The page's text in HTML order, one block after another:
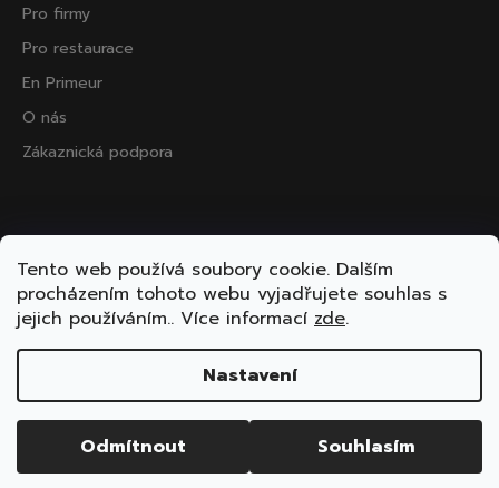
Tento web používá soubory cookie. Dalším
procházením tohoto webu vyjadřujete souhlas s
jejich používáním.. Více informací zde.
Nastavení
Odmítnout Souhlasím
Pro firmy
Pro restaurace
En Primeur
O nás
Zákaznická podpora
Přijímáme online platby
Copyright 2026ooo.wine. Všechna práva vyhrazena.
Upravit nastavení cookies